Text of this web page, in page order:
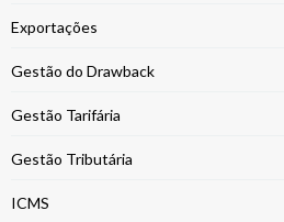
Exportações
Gestão do Drawback
Gestão Tarifária
Gestão Tributária
ICMS